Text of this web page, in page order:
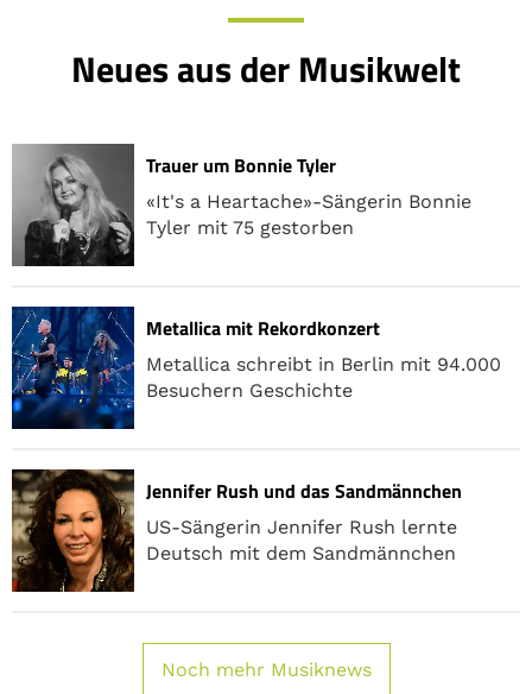
Neues aus der Musikwelt
Trauer um Bonnie Tyler
«It's a Heartache»-Sängerin Bonnie
Tyler mit 75 gestorben
Metallica mit Rekordkonzert
Metallica schreibt in Berlin mit 94.000
Besuchern Geschichte
Jennifer Rush und das Sandmännchen
US-Sängerin Jennifer Rush lernte
Deutsch mit dem Sandmännchen
Noch mehr Musiknews